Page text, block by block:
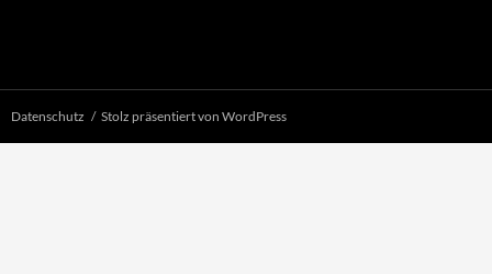
Datenschutz Stolz präsentiert von WordPress